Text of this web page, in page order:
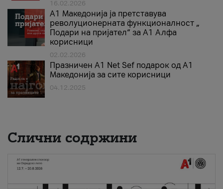
16.02.2026
А1 Македонија ја претставува
револуционерната функционалност „
Подари на пријател“ за А1 Алфа
корисници
02.02.2026
Празничен A1 Net Sеf подарок од А1
Македонија за сите корисници
04.12.2025
Слични содржини